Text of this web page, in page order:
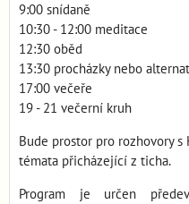
9:00 snídaně
10:30 - 12:00 meditace
12:30 oběd
13:30 procházky nebo
17:00 večeře
19 - 21 večerní kruh
Bude prostor pro rozhovory
témata přicházející z ticha.
Program je určen